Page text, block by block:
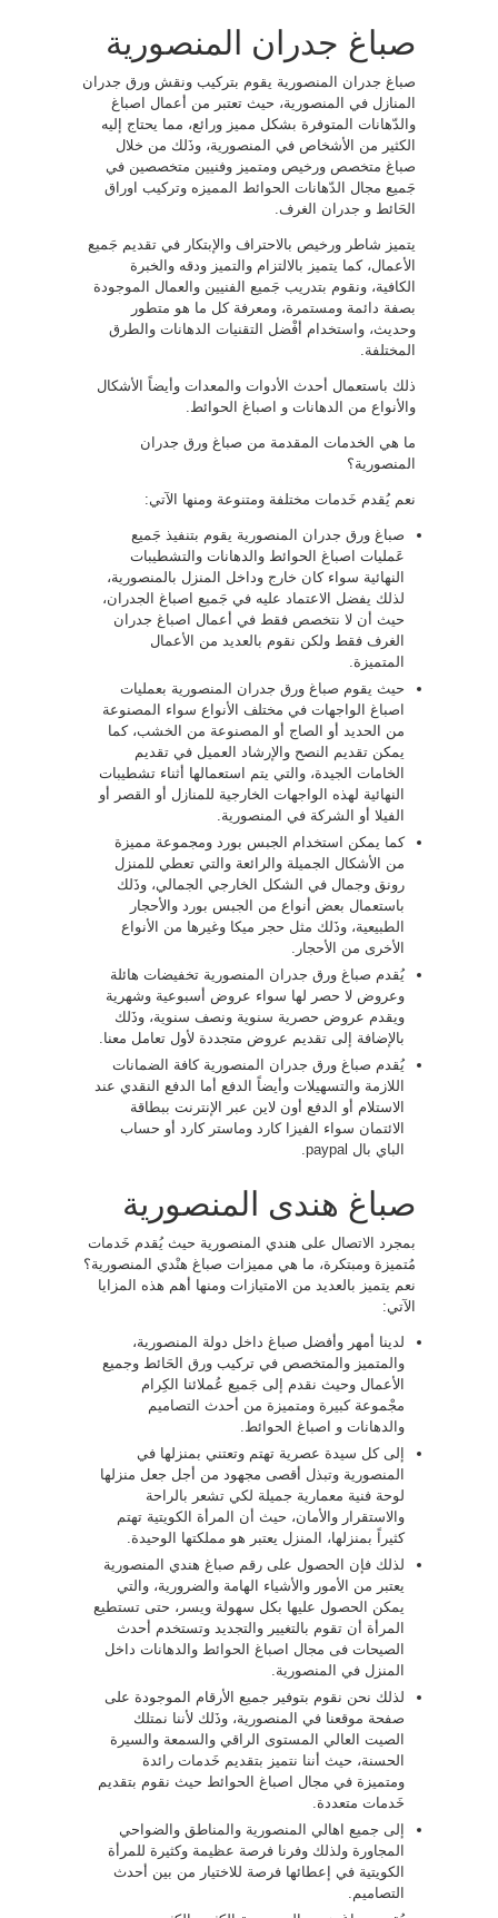
صباغ جدران المنصورية
صباغ جدران المنصورية يقوم بتركيب ونقش ورق جدران
المنازل في المنصورية، حيث تعتبر من أعمال اصباغ
والدّهانات المتوفرة بشكل مميز ورائع، مما يحتاج إليه
الكثير من الأشخاص في المنصورية، وذَلك من خلال
صباغ متخصص ورخيص ومتميز وفنيين متخصصين في
جَميع مجال الدّهانات الحوائط المميزه وتركيب اوراق
الحَائط و جدران الغرف.
يتميز شاطر ورخيص بالاحتراف والإبتكار في تقديم جَميع
الأعمال، كما يتميز بالالتزام والتميز ودقه والخبرة
الكافية، ونقوم بتدريب جَميع الفنيين والعمال الموجودة
بصفة دائمة ومستمرة، ومعرفة كل ما هو متطور
وحديث، واستخدام أفْضل التقنيات الدهانات والطرق
المختلفة.
ذلك باستعمال أحدث الأدوات والمعدات وأيضاً الأشكال
والأنواع من الدهانات و اصباغ الحوائط.
ما هي الخدمات المقدمة من صباغ ورق جدران
المنصورية؟
نعم يُقدم خَدمات مختلفة ومتنوعة ومنها الآتي:
صباغ ورق جدران المنصورية يقوم بتنفيذ جَميع
عَمليات اصباغ الحوائط والدهانات والتشطيبات
النهائية سواء كان خارج وداخل المنزل بالمنصورية،
لذلك يفضل الاعتماد عليه في جَميع اصباغ الجدران،
حيث أن لا نتخصص فقط في أعمال اصباغ جدران
الغرف فقط ولكن نقوم بالعديد من الأعمال
المتميزة.
حيث يقوم صباغ ورق جدران المنصورية بعمليات
اصباغ الواجهات في مختلف الأنواع سواء المصنوعة
من الحديد أو الصاج أو المصنوعة من الخشب، كما
يمكن تقديم النصح والإرشاد العميل في تقديم
الخامات الجيدة، والتي يتم استعمالها أثناء تشطيبات
النهائية لهذه الواجهات الخارجية للمنازل أو القصر أو
الفيلا أو الشركة في المنصورية.
كما يمكن استخدام الجبس بورد ومجموعة مميزة
من الأشكال الجميلة والرائعة والتي تعطي للمنزل
رونق وجمال في الشكل الخارجي الجمالي، وذَلك
باستعمال بعض أنواع من الجبس بورد والأحجار
الطبيعية، وذَلك مثل حجر ميكا وغيرها من الأنواع
الأخرى من الأحجار.
يُقدم صباغ ورق جدران المنصورية تخفيضات هائلة
وعروض لا حصر لها سواء عروض أسبوعية وشهرية
ويقدم عروض حصرية سنوية ونصف سنوية، وذَلك
بالإضافة إلى تقديم عروض متجددة لأول تعامل معنا.
يُقدم صباغ ورق جدران المنصورية كافة الضمانات
اللازمة والتسهيلات وأيضاً الدفع أما الدفع النقدي عند
الاستلام أو الدفع أون لاين عبر الإنترنت ببطاقة
الائتمان سواء الفيزا كارد وماستر كارد أو حساب
الباي بال paypal.
صباغ هندى المنصورية
بمجرد الاتصال على هندي المنصورية حيث يُقدم خَدمات
مُتميزة ومبتكرة، ما هي مميزات صباغ هنْدي المنصورية؟
نعم يتميز بالعديد من الامتيازات ومنها أهم هذه المزايا
الآتي:
لدينا أمهر وأفضل صباغ داخل دولة المنصورية،
والمتميز والمتخصص في تركيب ورق الحَائط وجميع
الأعمال وحيث نقدم إلى جَميع عُملائنا الكِرام
مجْموعة كبيرة ومتميزة من أحدث التصاميم
والدهانات و اصباغ الحوائط.
إلى كل سيدة عصرية تهتم وتعتني بمنزلها في
المنصورية وتبذل أقصى مجهود من أجل جعل منزلها
لوحة فنية معمارية جميلة لكي تشعر بالراحة
والاستقرار والأمان، حيث أن المرأة الكويتية تهتم
كثيراً بمنزلها، المنزل يعتبر هو مملكتها الوحيدة.
لذلك فإن الحصول على رقم صباغ هندي المنصورية
يعتبر من الأمور والأشياء الهامة والضرورية، والتي
يمكن الحصول عليها بكل سهولة ويسر، حتى تستطيع
المرأة أن تقوم بالتغيير والتجديد وتستخدم أحدث
الصيحات فى مجال اصباغ الحوائط والدهانات داخل
المنزل في المنصورية.
لذلك نحن نقوم بتوفير جميع الأرقام الموجودة على
صفحة موقعنا في المنصورية، وذَلك لأننا نمتلك
الصيت العالي المستوى الراقي والسمعة والسيرة
الحسنة، حيث أننا نتميز بتقديم خَدمات رائدة
ومتميزة في مجال اصباغ الحوائط حيث نقوم بتقديم
خَدمات متعددة.
إلى جميع اهالي المنصورية والمناطق والضواحي
المجاورة ولذلك وفرنا فرصة عظيمة وكثيرة للمرأة
الكويتية في إعطائها فرصة للاختيار من بين أحدث
التصاميم.